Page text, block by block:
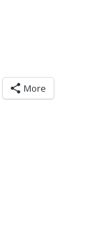
More